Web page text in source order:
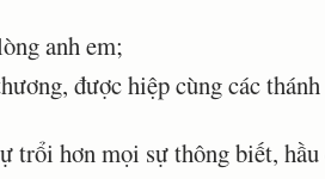
anh em;
được hiệp cùng các
hơn mọi sự thông biết, hầu